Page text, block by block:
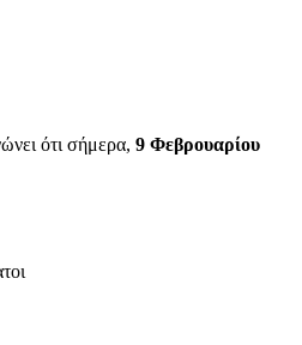
ότι σήμερα, 9 Φεβρουαρίου